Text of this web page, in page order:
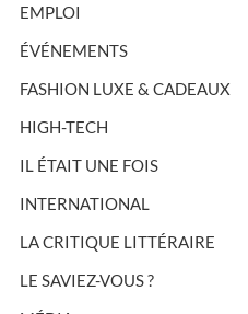
EMPLOI
ÉVÉNEMENTS
FASHION LUXE & CADEAUX
HIGH-TECH
IL ÉTAIT UNE FOIS
INTERNATIONAL
LA CRITIQUE LITTÉRAIRE
LE SAVIEZ-VOUS ?